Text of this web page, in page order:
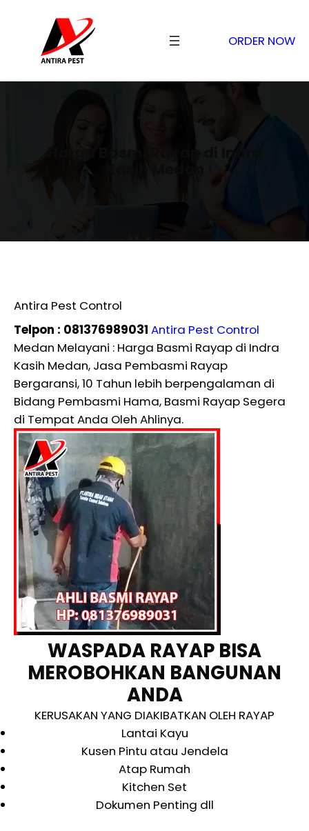
ORDER NOW
Harga Basmi Rayap di Indra
Antira Pest Control
Telpon : 081376989031 Antira Pest Control
Medan Melayani : Harga Basmi Rayap di Indra
Kasih Medan, Jasa Pembasmi Rayap
Bergaransi, 10 Tahun lebih berpengalaman di
Bidang Pembasmi Hama, Basmi Rayap Segera
di Tempat Anda Oleh Ahlinya.
WASPADA RAYAP BISA
MEROBOHKAN BANGUNAN
ANDA
KERUSAKAN YANG DIAKIBATKAN OLEH RAYAP
Lantai Kayu
Kusen Pintu atau Jendela
Atap Rumah
Kitchen Set
Dokumen Penting dll